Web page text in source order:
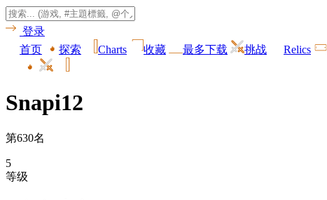
登录
首页
探索 Charts 收藏 最多下载 挑战 Relics
Snapi12
第630名
5
等级